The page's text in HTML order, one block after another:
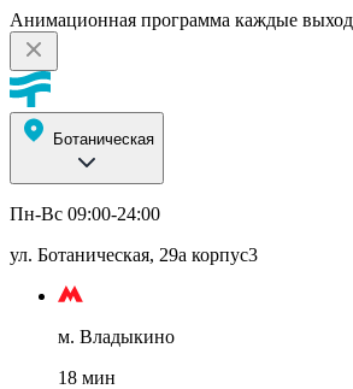
Анимационная программа каждые
Ботаническая
Пн-Вс 09:00-24:00
ул. Ботаническая, 29а корпус3
м. Владыкино
18 мин